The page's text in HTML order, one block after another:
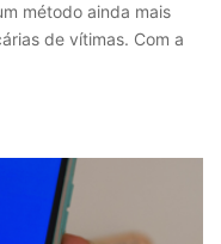
método ainda mais
de vítimas. Com a